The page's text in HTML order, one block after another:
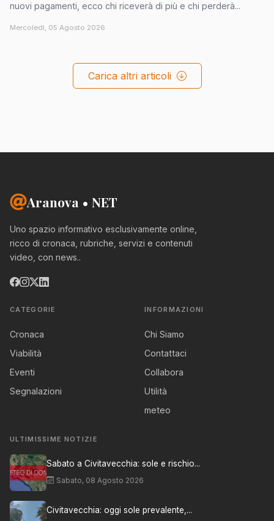
nuovi pagamenti, ecco chi riceverà di più e chi perderà...
Mercoledì, 05 Agosto 2026
Carica altri articoli
Aranova • NET
Uno spazio informativo esclusivamente online,
ricco di cronaca, rubriche, servizi e contenuti
video, con news..
CATEGORIE
Cronaca
Viabilità
Eventi
Segnalazioni
INFORMAZIONI
Chi Siamo
Contattaci
Collabora
Utilità
meteo
ULTIMISSIME NOTIZIE
Sabato a Civitavecchia: sole e rischio...
Sabato, 08 Agosto 2026
Civitavecchia: oggi sole prevalente,...